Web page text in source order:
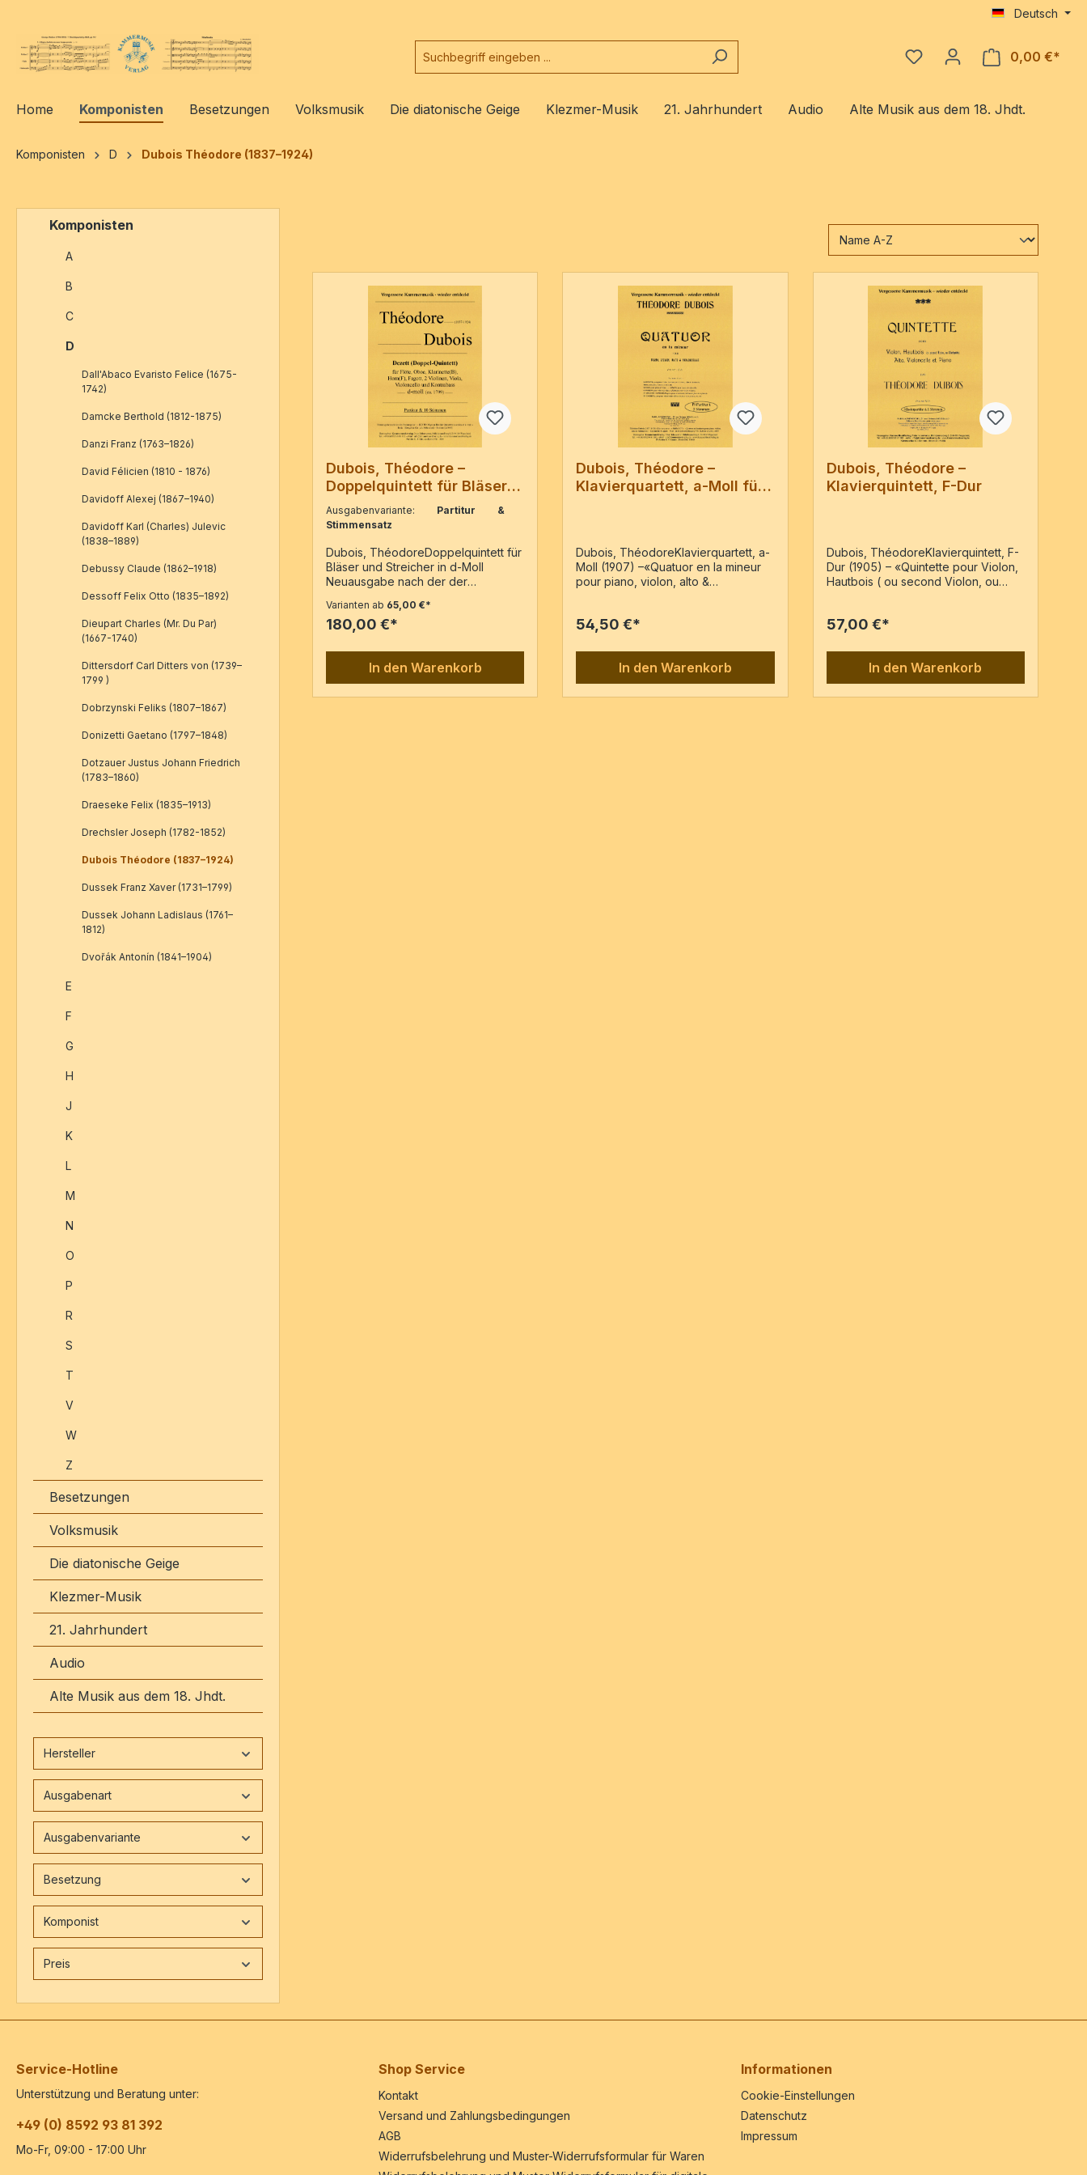
Deutsch
0,00 €*
Home Komponisten Besetzungen Volksmusik Die diatonische Geige Klezmer-Musik 21. Jahrhundert Audio Alte Musik aus dem 18. Jhdt.
Komponisten D Dubois Théodore (1837–1924)
Komponisten
A
B
C
D
Dall'Abaco Evaristo Felice (1675-
1742)
Damcke Berthold (1812-1875)
Danzi Franz (1763–1826)
David Félicien (1810 - 1876)
Davidoff Alexej (1867–1940)
Davidoff Karl (Charles) Julevic
(1838–1889)
Debussy Claude (1862–1918)
Dessoff Felix Otto (1835–1892)
Dieupart Charles (Mr. Du Par)
(1667-1740)
Dittersdorf Carl Ditters von (1739–
1799 )
Dobrzynski Feliks (1807–1867)
Donizetti Gaetano (1797–1848)
Dotzauer Justus Johann Friedrich
(1783–1860)
Draeseke Felix (1835–1913)
Drechsler Joseph (1782-1852)
Dubois Théodore (1837–1924)
Dussek Franz Xaver (1731–1799)
Dussek Johann Ladislaus (1761–
1812)
Dvořák Antonín (1841–1904)
E
F
G
H
J
K
L
M
N
O
P
R
S
T
V
W
Z
Besetzungen
Volksmusik
Die diatonische Geige
Klezmer-Musik
21. Jahrhundert
Audio
Alte Musik aus dem 18. Jhdt.
Hersteller
Ausgabenart
Ausgabenvariante
Besetzung
Komponist
Preis
Dubois, Théodore –
Doppelquintett für Bläser
und Streicher in d-Moll
Ausgabenvariante: Partitur &
Stimmensatz
Dubois, ThéodoreDoppelquintett für
Bläser und Streicher in d-Moll
Neuausgabe nach der der
Double Quintette à cordes et à vent
» Paris : Heugel & Cie (Au Ménestrel)
Klarinette in B, Fagott, Horn in F, 2
Violinen, Viola, Violoncello,
KontrabassPartitur und Stimmen /
278 SeitenPartitur / 135 Seiten10
Varianten ab 65,00 €*
180,00 €*
In den Warenkorb
Dubois, Théodore –
Klavierquartett, a-Moll für
Dubois, ThéodoreKlavierquartett, a-
Moll (1907) –«Quatuor en la mineur
pour piano, violon, alto &
H.&Cie 23,286, c1907Vl, Va, Vc, PfPf-
54,50 €*
In den Warenkorb
Dubois, Théodore –
Klavierquintett, F-Dur
Dubois, ThéodoreKlavierquintett, F-
Dur (1905) – «Quintette pour Violon,
Hautbois ( ou second Violon, ou
: au Ménestrel (Heugel), VN: H.&Cie
PfPf-Partitur & 5 Stimmen / 108
57,00 €*
In den Warenkorb
Service-Hotline
Unterstützung und Beratung unter:
+49 (0) 8592 93 81 392
Mo-Fr, 09:00 - 17:00 Uhr
Shop Service
Kontakt
Versand und Zahlungsbedingungen
AGB
Widerrufsbelehrung und Muster-Widerrufsformular für Waren
Informationen
Cookie-Einstellungen
Datenschutz
Impressum